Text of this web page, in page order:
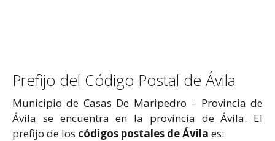
Prefijo del Código Postal de Ávila
Municipio de Casas De Maripedro – Provincia de
Ávila se encuentra en la provincia de Ávila. El
prefijo de los códigos postales de Ávila es: